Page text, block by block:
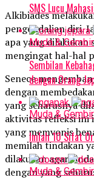
Alkibiades
pengendalian diri.
apa yang dilakukan
mengingat hal-hal
Senece
dengan
yang seharusnya
aktivitas refleksi ini
yang memvonis
memilah tindakan
dilakukan agar
dengan yang
SMS Lucu
Muda &
Sembilan
dengan Orang
Muda &
Inilah 10 Sifat
Muda &